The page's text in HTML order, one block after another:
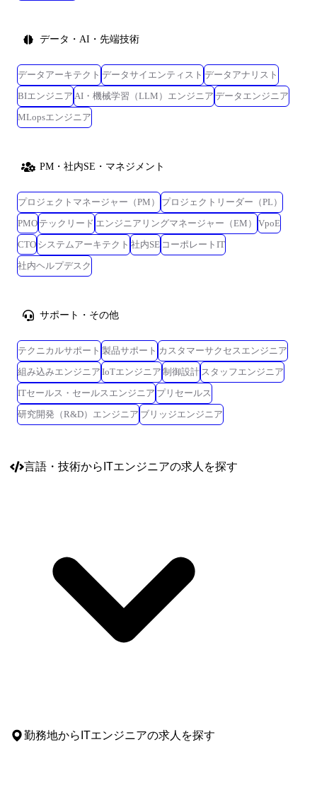
データ・AI・先端技術
データアーキテクト データサイエンティスト データアナリスト
BIエンジニア AI・機械学習（LLM）エンジニア データエンジニア
MLopsエンジニア
PM・社内SE・マネジメント
プロジェクトマネージャー（PM）
プロジェクトリーダー（PL）
PMO テックリード エンジニアリングマネージャー（EM）
VpoE
CTO システムアーキテクト 社内SE コーポレートIT
社内ヘルプデスク
サポート・その他
テクニカルサポート 製品サポート カスタマーサクセスエンジニア
組み込みエンジニア IoTエンジニア 制御設計 スタッフエンジニア
ITセールス・セールスエンジニア プリセールス
研究開発（R&D）エンジニア ブリッジエンジニア
言語・技術からITエンジニアの求人を探す
勤務地からITエンジニアの求人を探す